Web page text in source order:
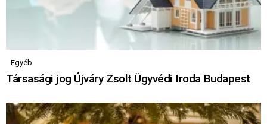
Egyéb
Társasági jog Újváry Zsolt Ügyvédi Iroda Budapest